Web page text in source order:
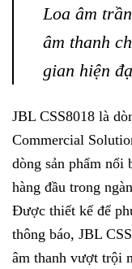
Loa âm
âm thanh
gian hiện
JBL CSS8018 là
Commercial
dòng sản phẩm nổi
hàng đầu trong
Được thiết kế để
thông báo, JBL
âm thanh vượt trội